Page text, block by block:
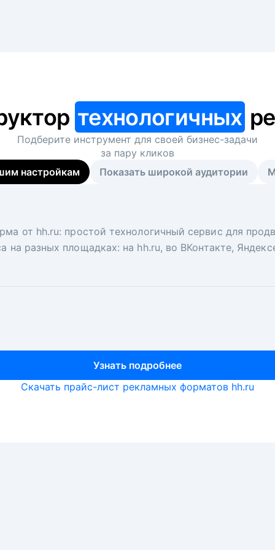
технологичных
Подберите инструмент для своей бизнес-задачи
за пару кликов
настройкам
Показать широкой аудитории
от hh.ru: простой технологичный сервис для
на разных площадках: на hh.ru, во ВКонтакте,
Узнать подробнее
вакансий на главной странице hh.ru.
ключ. Решите, сколько кандидатов и когда вам
рекрутеры и проектные менеджеры hh.ru с
Узнать подробнее
Скачать прайс-лист рекламных форматов hh.ru